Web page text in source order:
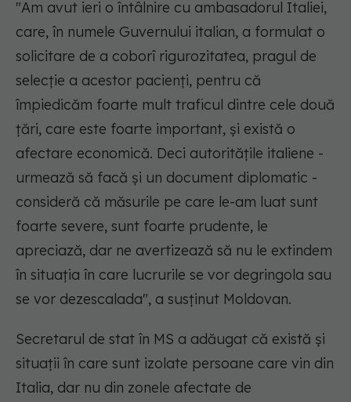
"Am avut ieri o întâlnire cu ambasadorul Italiei,
care, în numele Guvernului italian, a formulat o
solicitare de a coborî rigurozitatea, pragul de
selecţie a acestor pacienţi, pentru că
împiedicăm foarte mult traficul dintre cele două
ţări, care este foarte important, şi există o
afectare economică. Deci autorităţile italiene -
urmează să facă şi un document diplomatic -
consideră că măsurile pe care le-am luat sunt
foarte severe, sunt foarte prudente, le
apreciază, dar ne avertizează să nu le extindem
în situaţia în care lucrurile se vor degringola sau
se vor dezescalada", a susţinut Moldovan.
Secretarul de stat în MS a adăugat că există şi
situaţii în care sunt izolate persoane care vin din
Italia, dar nu din zonele afectate de